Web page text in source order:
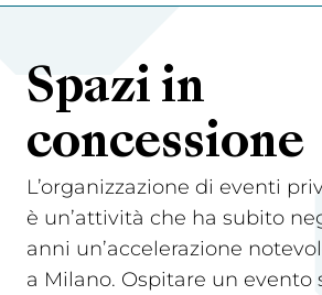
Spazi in
concessione
L’organizzazione di eventi
è un’attività che ha subito
anni un’accelerazione
a Milano. Ospitare un evento